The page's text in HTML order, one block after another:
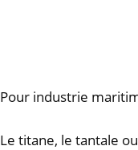
Pour industrie
Le titane, le tantale